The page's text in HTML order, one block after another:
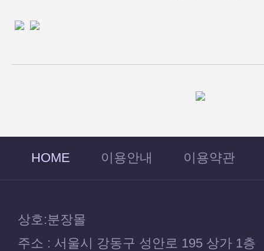
HOME 이용안내 이용약관
상호:분장몰
주소 : 서울시 강동구 성안로 195 상가 1층